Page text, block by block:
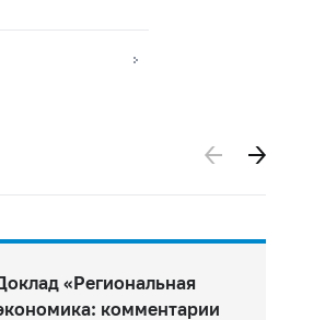
«Региональная
комментарии